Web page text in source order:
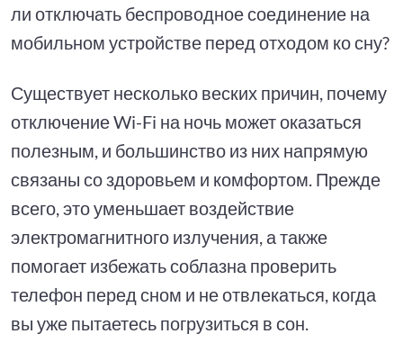
ли отключать беспроводное соединение на
мобильном устройстве перед отходом ко сну?
Существует несколько веских причин, почему
отключение Wi-Fi на ночь может оказаться
полезным, и большинство из них напрямую
связаны со здоровьем и комфортом. Прежде
всего, это уменьшает воздействие
электромагнитного излучения, а также
помогает избежать соблазна проверить
телефон перед сном и не отвлекаться, когда
вы уже пытаетесь погрузиться в сон.